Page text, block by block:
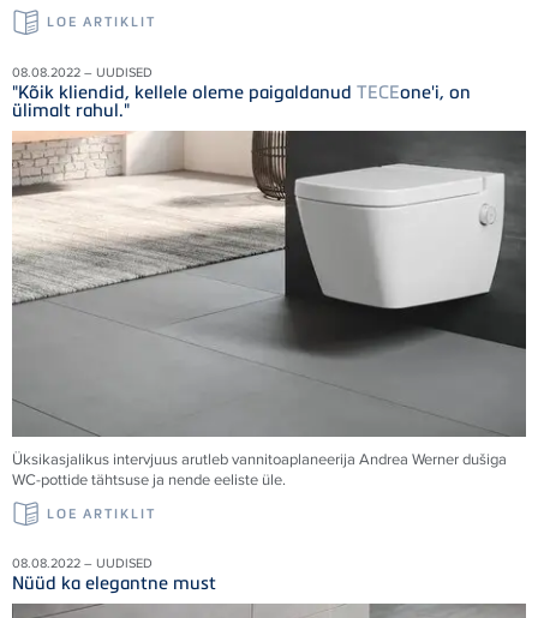
LOE ARTIKLIT
08.08.2022 – UUDISED
"Kõik kliendid, kellele oleme paigaldanud TECEone'i, on
ülimalt rahul."
Üksikasjalikus intervjuus arutleb vannitoaplaneerija Andrea Werner dušiga
WC-pottide tähtsuse ja nende eeliste üle.
LOE ARTIKLIT
08.08.2022 – UUDISED
Nüüd ka elegantne must